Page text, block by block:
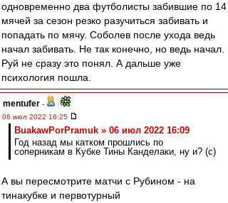
одновременно два футболисты забившие по 14
мячей за сезон резко разучиться забивать и
попадать по мячу. Соболев после ухода ведь
начал забивать. Не так конечно, но ведь начал.
Руй не сразу это понял. А дальше уже
психология пошла.
mentufer -
06 июл 2022 16:25
BuakawPorPramuk » 06 июл 2022 16:09
Год назад мы катком прошлись по
соперникам в Кубке Тины Канделаки, ну и? (с)
А вы пересмотрите матчи с Рубином - на
тинакубке и первотурный